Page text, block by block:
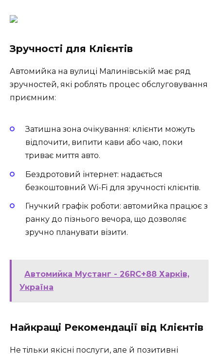
Зручності для Клієнтів
Автомийка на вулиці Малинівській має ряд
зручностей, які роблять процес обслуговування
приємним:
Затишна зона очікування: клієнти можуть
відпочити, випити кави або чаю, поки
триває миття авто.
Бездротовий інтернет: надається
безкоштовний Wi-Fi для зручності клієнтів.
Гнучкий графік роботи: автомийка працює з
ранку до пізнього вечора, що дозволяє
зручно планувати візити.
Автомийка Мустанг - 26RC+88 Харків,
Україна
Найкращі Рекомендації від Клієнтів
Не тільки якісні послуги, але й позитивні